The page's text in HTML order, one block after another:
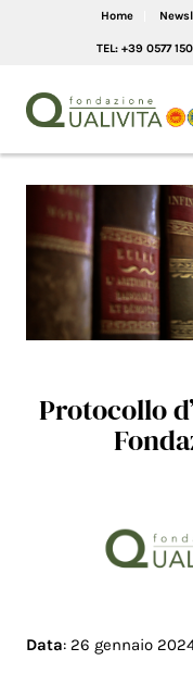
Home
TEL: +39 0577
Protocollo
Data: 26 gennaio